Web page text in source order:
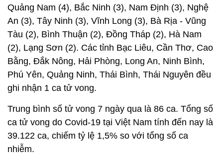
2.926 trường hợp.
Ngày 15/2, cả nước ghi nhận 85 ca tử vong. Trong
số 4 ca tử vong tại TP.HCM có 2 ca từ Bình Định và
Long An chuyển đến.
Các ca còn lại được ghi nhận tại Hà Nội (11), Khánh
Hòa (9 ca trong 2 ngày), Quảng Ngãi (6 ca trong 2
ngày), Bình Định (5), Đà Nẵng (5), Kiên Giang (5),
Quảng Nam (4), Bắc Ninh (3), Nam Định (3), Nghệ
An (3), Tây Ninh (3), Vĩnh Long (3), Bà Rịa - Vũng
Tàu (2), Bình Thuận (2), Đồng Tháp (2), Hà Nam